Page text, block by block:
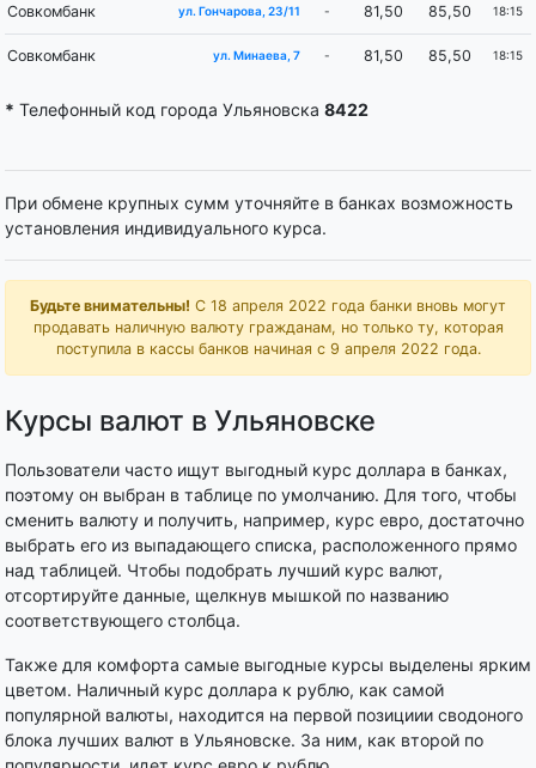
Совкомбанк ул. Гончарова, 23/11 - 81,50 85,50 18:15
Совкомбанк ул. Минаева, 7 - 81,50 85,50 18:15
* Телефонный код города Ульяновска 8422
При обмене крупных сумм уточняйте в банках возможность
установления индивидуального курса.
Будьте внимательны! С 18 апреля 2022 года банки вновь могут
продавать наличную валюту гражданам, но только ту, которая
поступила в кассы банков начиная с 9 апреля 2022 года.
Курсы валют в Ульяновске
Пользователи часто ищут выгодный курс доллара в банках,
поэтому он выбран в таблице по умолчанию. Для того, чтобы
сменить валюту и получить, например, курс евро, достаточно
выбрать его из выпадающего списка, расположенного прямо
над таблицей. Чтобы подобрать лучший курс валют,
отсортируйте данные, щелкнув мышкой по названию
соответствующего столбца.
Также для комфорта самые выгодные курсы выделены ярким
цветом. Наличный курс доллара к рублю, как самой
популярной валюты, находится на первой позициии сводоного
блока лучших валют в Ульяновске. За ним, как второй по